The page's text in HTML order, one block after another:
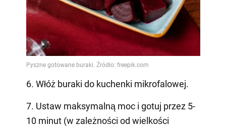
6. Włóż buraki do kuchenki mikrofalowej.
7. Ustaw maksymalną moc i gotuj przez 5-
10 minut (w zależności od wielkości